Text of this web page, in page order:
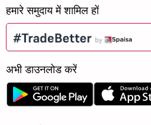
हमारे समुदाय में शामिल हों
अभी डाउनलोड करें